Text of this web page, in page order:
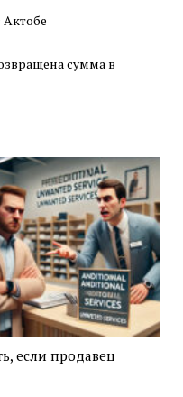
сумма в
если продавец